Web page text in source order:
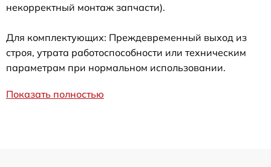
некорректный монтаж запчасти).
Для комплектующих: Преждевременный выход из
строя, утрата работоспособности или техническим
параметрам при нормальном использовании.
Показать полностью